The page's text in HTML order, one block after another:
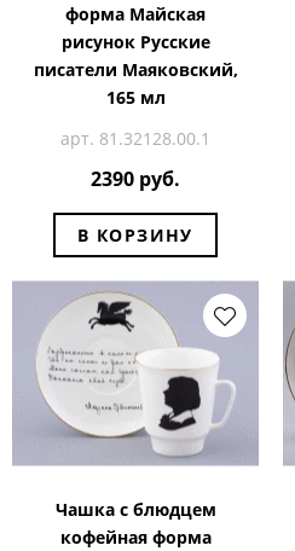
форма Майская
рисунок Русские
писатели Маяковский,
165 мл
арт. 81.32128.00.1
2390 руб.
В КОРЗИНУ
Чашка с блюдцем
кофейная форма